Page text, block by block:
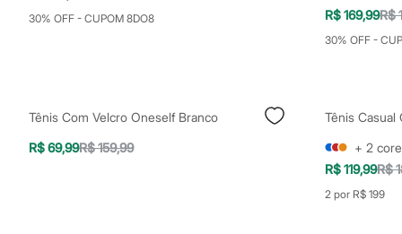
Acessórios
Moda íntima
Cintas e Modeladores
30% OFF - CUPOM 8DO8
R$ 169,99R$
30% OFF -
Tênis Com Velcro Oneself Branco
R$ 69,99R$ 159,99
+ 2
R$ 119,99R$
2 por R$ 199